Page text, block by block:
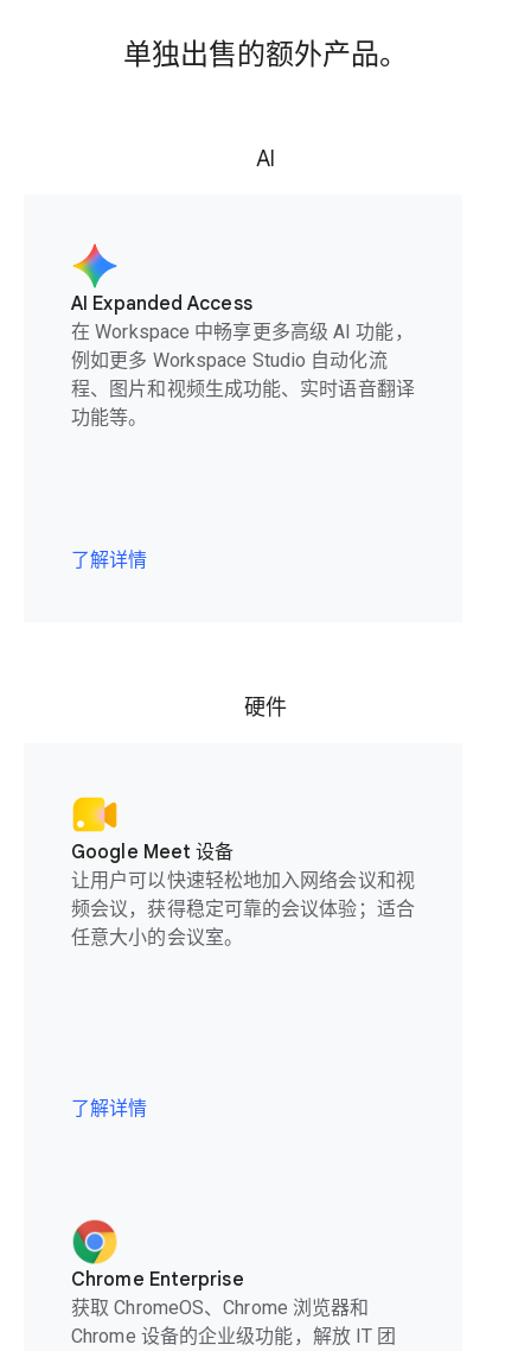
单独出售的额外产品。
AI
AI Expanded Access
在 Workspace 中畅享更多高级 AI 功能，
例如更多 Workspace Studio 自动化流
程、图片和视频生成功能、实时语音翻译
功能等。
了解详情
硬件
Google Meet 设备
让用户可以快速轻松地加入网络会议和视
频会议，获得稳定可靠的会议体验；适合
任意大小的会议室。
了解详情
Chrome Enterprise
获取 ChromeOS、Chrome 浏览器和
Chrome 设备的企业级功能，解放 IT 团